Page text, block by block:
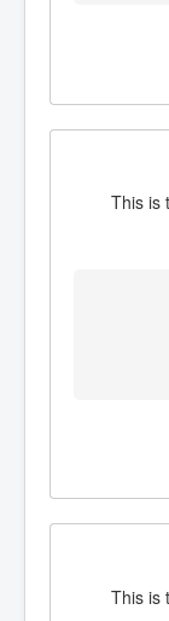
This is
This is